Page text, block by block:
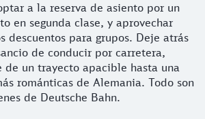
a la reserva de asiento por un
en segunda clase, y aprovechar
descuentos para grupos. Deje atrás
de conducir por carretera,
de un trayecto apacible hasta una
románticas de Alemania. Todo son
de Deutsche Bahn.